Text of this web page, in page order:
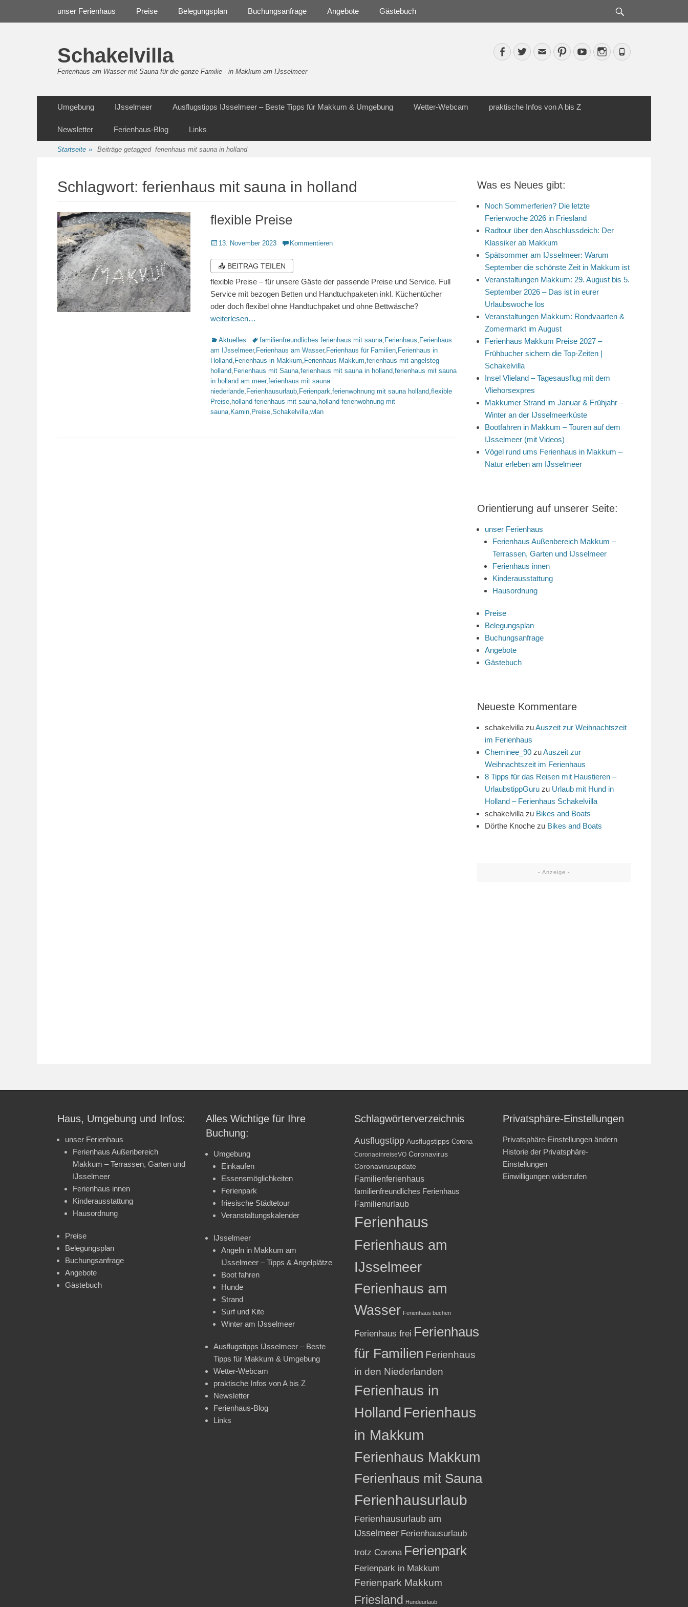
unser Ferienhaus Preise Belegungsplan Buchungsanfrage Angebote Gästebuch
Schakelvilla
Ferienhaus am Wasser mit Sauna für die ganze Familie - in Makkum am IJsselmeer
Facebook
TwitterEmailPinterestYouTubeInstagram
Phone
Inhalt
Umgebung IJsselmeer Ausflugstipps IJsselmeer – Beste Tipps für Makkum & Umgebung Wetter-Webcam praktische Infos von A bis Z
Newsletter Ferienhaus-Blog Links
Startseite » Beiträge getagged ferienhaus mit sauna in holland
Schlagwort: ferienhaus mit sauna in holland
flexible Preise
Veröffentlicht
13. November 2023 Kommentieren
📤 BEITRAG TEILEN
flexible Preise – für unsere Gäste der passende Preise und Service. Full
Service mit bezogen Betten und Handtuchpaketen inkl. Küchentücher
oder doch flexibel ohne Handtuchpaket und ohne Bettwäsche?
weiterlesen…
Kategorien
Aktuelles Schlagworte
familienfreundliches ferienhaus mit sauna, Ferienhaus, Ferienhaus
am IJsselmeer, Ferienhaus am Wasser, Ferienhaus für Familien, Ferienhaus in
Holland, Ferienhaus in Makkum, Ferienhaus Makkum,ferienhaus mit angelsteg
holland, Ferienhaus mit Sauna,ferienhaus mit sauna in holland,ferienhaus mit sauna
in holland am meer,ferienhaus mit sauna
niederlande, Ferienhausurlaub, Ferienpark,ferienwohnung mit sauna holland,flexible
Preise, holland ferienhaus mit sauna, holland ferienwohnung mit
sauna, Kamin, Preise,Schakelvilla,wlan
Was es Neues gibt:
Noch Sommerferien? Die letzte
Ferienwoche 2026 in Friesland
Radtour über den Abschlussdeich: Der
Klassiker ab Makkum
Spätsommer am IJsselmeer: Warum
September die schönste Zeit in Makkum ist
Veranstaltungen Makkum: 29. August bis 5.
September 2026 – Das ist in eurer
Urlaubswoche los
Veranstaltungen Makkum: Rondvaarten &
Zomermarkt im August
Ferienhaus Makkum Preise 2027 –
Frühbucher sichern die Top-Zeiten |
Schakelvilla
Insel Vlieland – Tagesausflug mit dem
Vliehorsexpres
Makkumer Strand im Januar & Frühjahr –
Winter an der IJsselmeerküste
Bootfahren in Makkum – Touren auf dem
IJsselmeer (mit Videos)
Vögel rund ums Ferienhaus in Makkum –
Natur erleben am IJsselmeer
Orientierung auf unserer Seite:
unser Ferienhaus
Ferienhaus Außenbereich Makkum –
Terrassen, Garten und IJsselmeer
Ferienhaus innen
Kinderausstattung
Hausordnung
Preise
Belegungsplan
Buchungsanfrage
Angebote
Gästebuch
Neueste Kommentare
schakelvilla zuAuszeit zur Weihnachtszeit
im Ferienhaus
Cheminee_90 zuAuszeit zur
Weihnachtszeit im Ferienhaus
8 Tipps für das Reisen mit Haustieren –
UrlaubstippGuru zu Urlaub mit Hund in
Holland – Ferienhaus Schakelvilla
schakelvilla zu Bikes and Boats
Dörthe Knoche zu Bikes and Boats
- Anzeige -
Haus, Umgebung und Infos:
unser Ferienhaus
Ferienhaus Außenbereich
Makkum – Terrassen, Garten und
IJsselmeer
Ferienhaus innen
Kinderausstattung
Hausordnung
Preise
Belegungsplan
Buchungsanfrage
Angebote
Gästebuch
Alles Wichtige für Ihre
Buchung:
Umgebung
Einkaufen
Essensmöglichkeiten
Ferienpark
friesische Städtetour
Veranstaltungskalender
IJsselmeer
Angeln in Makkum am
IJsselmeer – Tipps & Angelplätze
Boot fahren
Hunde
Strand
Surf und Kite
Winter am IJsselmeer
Ausflugstipps IJsselmeer – Beste
Tipps für Makkum & Umgebung
Wetter-Webcam
praktische Infos von A bis Z
Newsletter
Ferienhaus-Blog
Links
Schlagwörterverzeichnis
Ausflugstipp Ausflugstipps Corona
CoronaeinreiseVO Coronavirus
Coronavirusupdate
Familienferienhaus
familienfreundliches Ferienhaus
Familienurlaub
Ferienhaus
Ferienhaus am
IJsselmeer
Ferienhaus am
Wasser Ferienhaus buchen
Ferienhaus frei Ferienhaus
für Familien Ferienhaus
in den Niederlanden
Ferienhaus in
Holland Ferienhaus
in Makkum
Ferienhaus Makkum
Ferienhaus mit Sauna
Ferienhausurlaub
Ferienhausurlaub am
IJsselmeer Ferienhausurlaub
trotz Corona Ferienpark
Ferienpark in Makkum
Ferienpark Makkum
Friesland Hundeurlaub
Privatsphäre-Einstellungen
Privatsphäre-Einstellungen ändern
Historie der Privatsphäre-
Einstellungen
Einwilligungen widerrufen